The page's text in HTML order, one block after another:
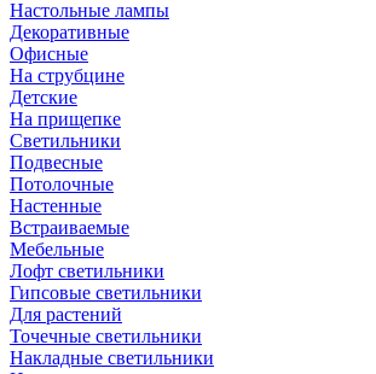
Настольные лампы
Декоративные
Офисные
На струбцине
Детские
На прищепке
Светильники
Подвесные
Потолочные
Настенные
Встраиваемые
Мебельные
Лофт светильники
Гипсовые светильники
Для растений
Точечные светильники
Накладные светильники